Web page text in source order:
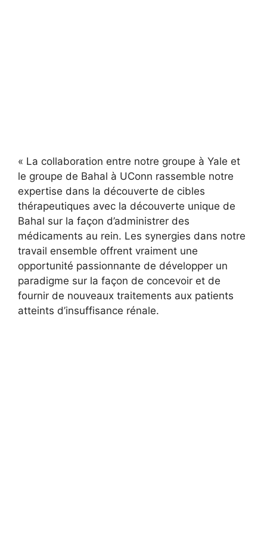
« La collaboration entre notre groupe à Yale et
le groupe de Bahal à UConn rassemble notre
expertise dans la découverte de cibles
thérapeutiques avec la découverte unique de
Bahal sur la façon d’administrer des
médicaments au rein. Les synergies dans notre
travail ensemble offrent vraiment une
opportunité passionnante de développer un
paradigme sur la façon de concevoir et de
fournir de nouveaux traitements aux patients
atteints d’insuffisance rénale.